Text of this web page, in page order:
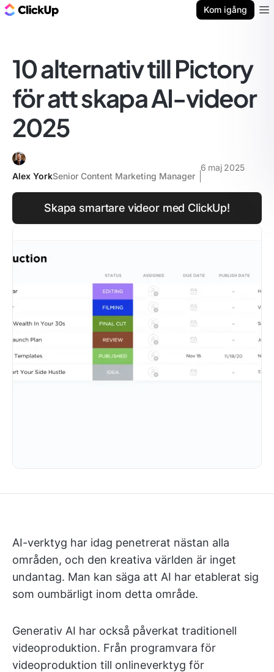
Kom igång
10 alternativ till Pictory
för att skapa AI-videor
2025
Alex YorkSenior Content Marketing Manager
6 maj 2025
Skapa smartare videor med ClickUp!
AI-verktyg har idag penetrerat nästan alla
områden, och den kreativa världen är inget
undantag. Man kan säga att AI har etablerat sig
som oumbärligt inom detta område.
Generativ AI har också påverkat traditionell
videoproduktion. Från programvara för
videoproduktion till onlineverktyg för